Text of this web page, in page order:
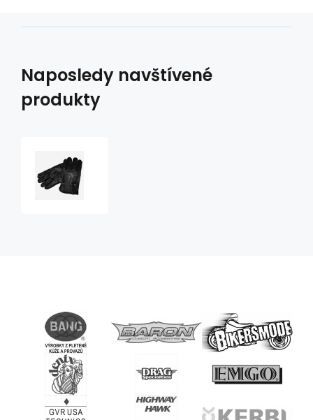
Naposledy navštívené
produkty